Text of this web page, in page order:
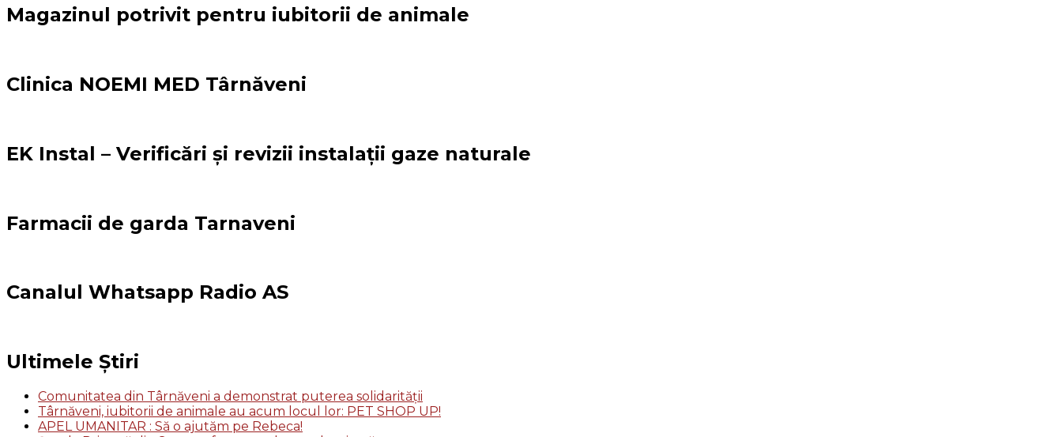
Magazinul potrivit pentru iubitorii de animale
Clinica NOEMI MED Târnăveni
EK Instal – Verificări și revizii instalații gaze naturale
Farmacii de garda Tarnaveni
Canalul Whatsapp Radio AS
Ultimele Știri
Comunitatea din Târnăveni a demonstrat puterea solidarității
Târnăveni, iubitorii de animale au acum locul lor: PET SHOP UP!
APEL UMANITAR : Să o ajutăm pe Rebeca!